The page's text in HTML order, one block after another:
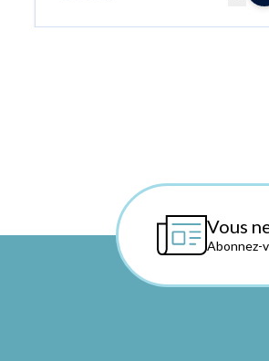
Vous
Abonnez-